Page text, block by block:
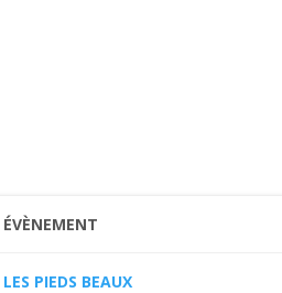
ÉVÈNEMENT
LES PIEDS BEAUX